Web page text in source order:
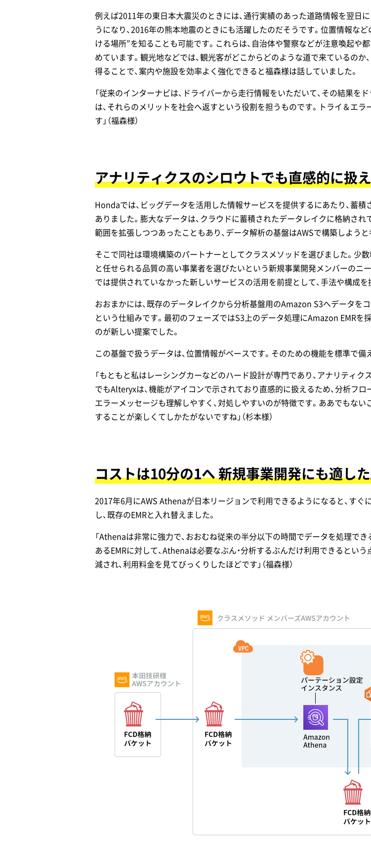
例えば2011年の東日本大震災のときには、通行実績のあった道路情報を翌日
うになり、2016年の熊本地震のときにも活躍したのだそうです。位置情報な
ける場所”を知ることも可能です。これらは、自治体や警察などが注意喚起
めています。観光地などでは、観光客がどこからどのような道で来ているの
得ることで、案内や施設を効率よく強化できると福森様は話していました。
「従来のインターナビは、ドライバーから走行情報をいただいて、その結果
は、それらのメリットを社会へ返すという役割を担うものです。トライ＆エ
す」（福森様）
アナリティクスのシロウトでも直感的に扱
Hondaでは、ビッグデータを活用した情報サービスを提供するにあたり、蓄
ありました。膨大なデータは、クラウドに蓄積されたデータレイクに格納され
範囲を拡張しつつあったこともあり、データ解析の基盤はAWSで構築しようと
そこで同社は環境構築のパートナーとしてクラスメソッドを選びました。少
と任せられる品質の高い事業者を選びたいという新規事業開発メンバーのニ
では提供されていなかった新しいサービスの活用を前提として、手法や構成を
おおまかには、既存のデータレイクから分析基盤用のAmazon S3へデータを
という仕組みです。最初のフェーズではS3上のデータ処理にAmazon EMRを
のが新しい提案でした。
この基盤で扱うデータは、位置情報がベースです。そのための機能を標準で
「もともと私はレーシングカーなどのハード設計が専門であり、アナリティ
でもAlteryxは、機能がアイコンで示されており直感的に扱えるため、分析フ
エラーメッセージも理解しやすく、対処しやすいのが特徴です。ああでもな
することが楽しくてしかたがないですね」（杉本様）
コストは10分の1へ 新規事業開発にも適し
2017年6月にAWS Athenaが日本リージョンで利用できるようになると、す
し、既存のEMRと入れ替えました。
「Athenaは非常に強力で、おおむね従来の半分以下の時間でデータを処理で
あるEMRに対して、Athenaは必要なぶん・分析するぶんだけ利用できるとい
減され、利用料金を見てびっくりしたほどです」（福森様）